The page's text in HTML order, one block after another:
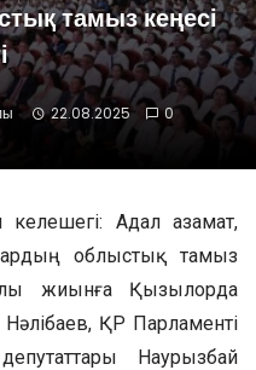
тамыз кеңесі
22.08.2025 0
келешегі: Адал азамат,
облыстық тамыз
жиынға Қызылорда
ҚР Парламенті
Наурызбай